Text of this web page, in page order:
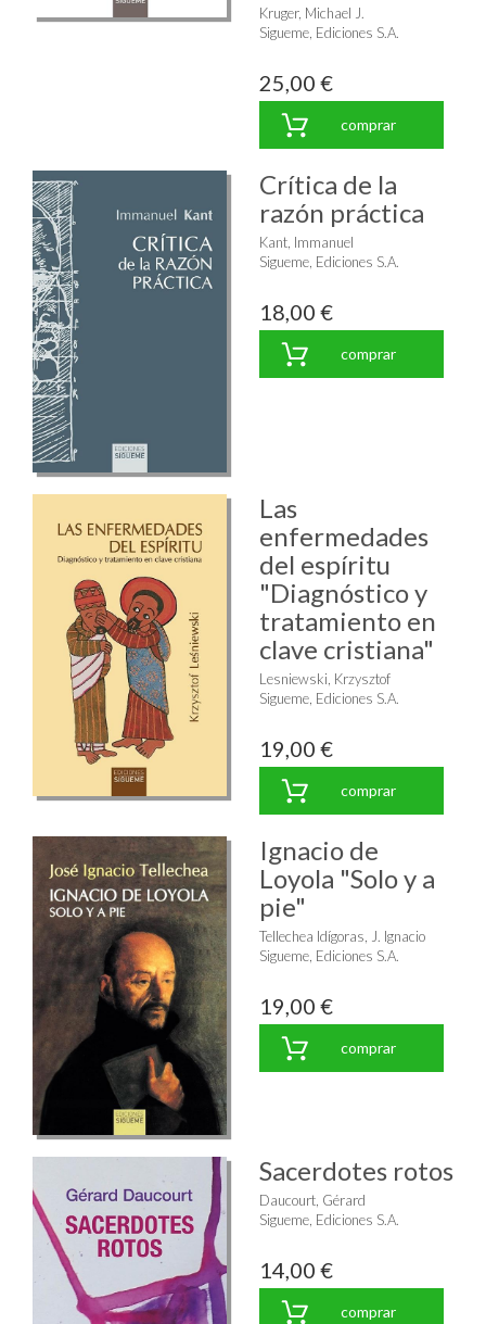
Kruger, Michael J.
Sigueme, Ediciones S.A.
25,00 €
comprar
Crítica de la
razón práctica
Kant, Immanuel
Sigueme, Ediciones S.A.
18,00 €
comprar
Las
enfermedades
del espíritu
"Diagnóstico y
tratamiento en
clave cristiana"
Lesniewski, Krzysztof
Sigueme, Ediciones S.A.
19,00 €
comprar
Ignacio de
Loyola "Solo y a
pie"
Tellechea Idígoras, J. Ignacio
Sigueme, Ediciones S.A.
19,00 €
comprar
Sacerdotes rotos
Daucourt, Gérard
Sigueme, Ediciones S.A.
14,00 €
comprar